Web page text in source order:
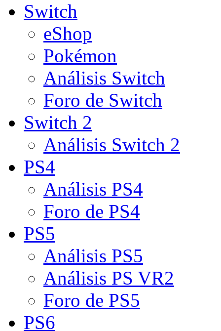
Switch
eShop
Pokémon
Análisis Switch
Foro de Switch
Switch 2
Análisis Switch 2
PS4
Análisis PS4
Foro de PS4
PS5
Análisis PS5
Análisis PS VR2
Foro de PS5
PS6